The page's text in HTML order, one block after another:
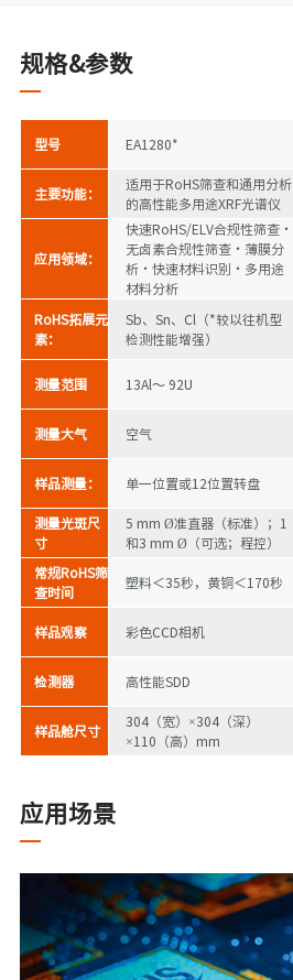
规格&参数
型号 EA1280*
主要功能：
适用于RoHS筛查和通用分析
的高性能多用途XRF光谱仪
应用领域：
快速RoHS/ELV合规性筛查・
无卤素合规性筛查・薄膜分
析・快速材料识别・多用途
材料分析
RoHS拓展元
素：
Sb、Sn、Cl（*较以往机型
检测性能增强）
测量范围 13Al～ 92U​
测量大气 空气
样品测量： 单一位置或12位置转盘
测量光斑尺
寸
5 mm Ø准直器（标准）；1
和3 mm Ø（可选；程控）
常规RoHS筛
查时间
塑料＜35秒，黄铜＜170秒
样品观察 彩色CCD相机
检测器 高性能SDD
样品舱尺寸
304（宽）×304（深）
×110（高）mm
应用场景